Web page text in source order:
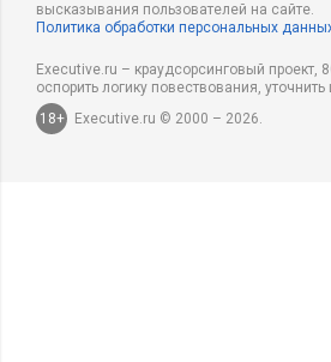
высказывания пользователей на сайте.
Политика обработки персональных
Executive.ru – краудсорсинговый
оспорить логику повествования,
18+
Executive.ru © 2000 – 2026.